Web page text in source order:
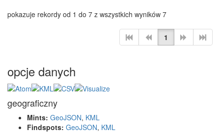
pokazuje rekordy od 1 do 7 z wszystkich wyników 7
1
opcje danych
geograficzny
Mints: GeoJSON, KML
Findspots: GeoJSON, KML